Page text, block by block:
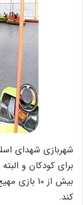
شهربازی شهدای
برای کودکان و
بیش از 10
کند.